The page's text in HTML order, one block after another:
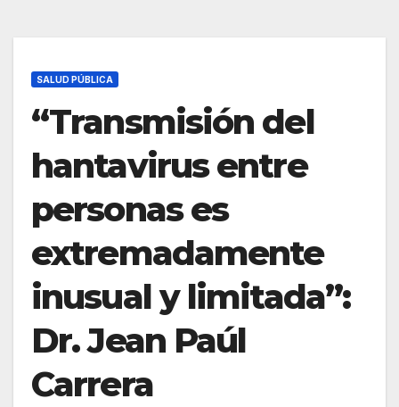
SALUD PÚBLICA
“Transmisión del
hantavirus entre
personas es
extremadamente
inusual y limitada”:
Dr. Jean Paúl
Carrera